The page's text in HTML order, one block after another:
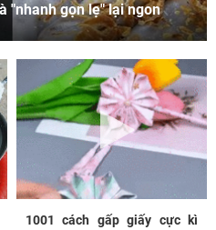
"nhanh gọn lẹ" lại ngon
1001 cách gấp giấy cực kì